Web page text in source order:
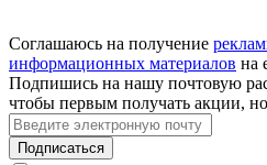
Соглашаюсь на получение
информационных материалов на
Подпишись на нашу почтовую
чтобы первым получать акции,
Подписаться